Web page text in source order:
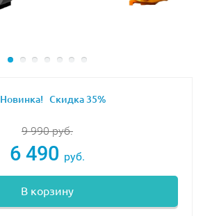
9 990руб.
6 490 руб.
В корзину
Новинка! Скидка 35%